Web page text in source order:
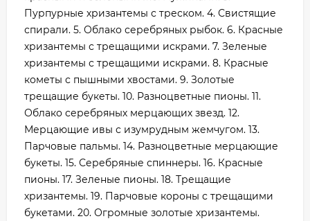
Пурпурные хризантемы с треском. 4. Свистящие
спирали. 5. Облако серебряных рыбок. 6. Красные
хризантемы с трещащими искрами. 7. Зеленые
хризантемы с трещащими искрами. 8. Красные
кометы с пышными хвостами. 9. Золотые
трещащие букеты. 10. Разноцветные пионы. 11.
Облако серебряных мерцающих звезд. 12.
Мерцающие ивы с изумрудным жемчугом. 13.
Парчовые пальмы. 14. Разноцветные мерцающие
букеты. 15. Серебряные спиннеры. 16. Красные
пионы. 17. Зеленые пионы. 18. Трещащие
хризантемы. 19. Парчовые короны с трещащими
букетами. 20. Огромные золотые хризантемы.